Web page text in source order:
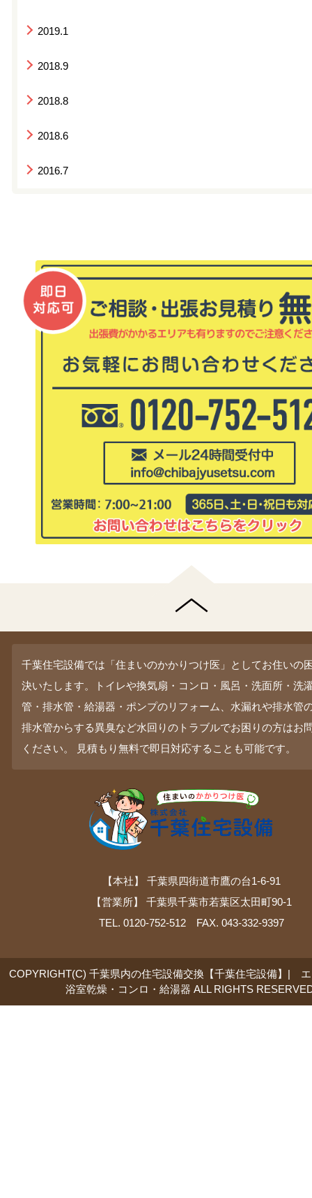
2019.1
2018.9
2018.8
2018.6
2016.7
千葉住宅設備では「住まいのかかりつけ医」としてお住いの
決いたします。トイレや換気扇・コンロ・風呂・洗面所・洗
管・排水管・給湯器・ポンプのリフォーム、水漏れや排水管
排水管からする異臭など水回りのトラブルでお困りの方はお
ください。 見積もり無料で即日対応することも可能です。
【本社】 千葉県四街道市鷹の台1-6-91
【営業所】 千葉県千葉市若葉区太田町90-1
TEL. 0120-752-512 FAX. 043-332-9397
COPYRIGHT(C) 千葉県内の住宅設備交換【千葉住宅設備】|
浴室乾燥・コンロ・給湯器 ALL RIGHTS